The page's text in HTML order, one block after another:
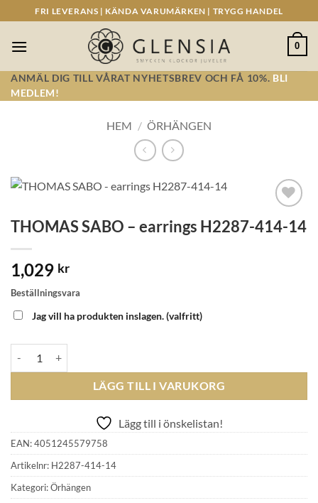
to
content
FRI LEVERANS | KÄNDA VARUMÄRKEN | TRYGG HANDEL
0
ANMÄL DIG TILL VÅRAT NYHETSBREV OCH FÅ 10%. BLI
MEDLEM!
HEM / ÖRHÄNGEN
Lägg till i
önskelistan!
THOMAS SABO – earrings H2287-414-14
1,029 kr
Beställningsvara
Jag vill ha produkten inslagen.(valfritt)
LÄGG TILL I VARUKORG
Lägg till i önskelistan!
EAN:4051245579758
Artikelnr: H2287-414-14
Kategori:Örhängen